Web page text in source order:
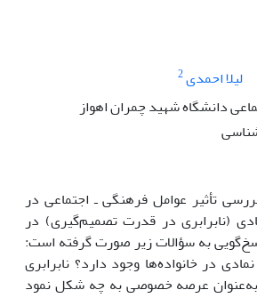
لیلا احمدی2
دانشگاه شهید چمران اهواز
تأثیر عوامل فرهنگی ـ اجتماعی در
(نابرابری در قدرت تصمیم‌گیری) در
به سؤالات زیر صورت گرفته است:
در خانواده‌ها وجود دارد؟ نابرابری
به‌عنوان عرصه خصوصی به چه شکل نمود